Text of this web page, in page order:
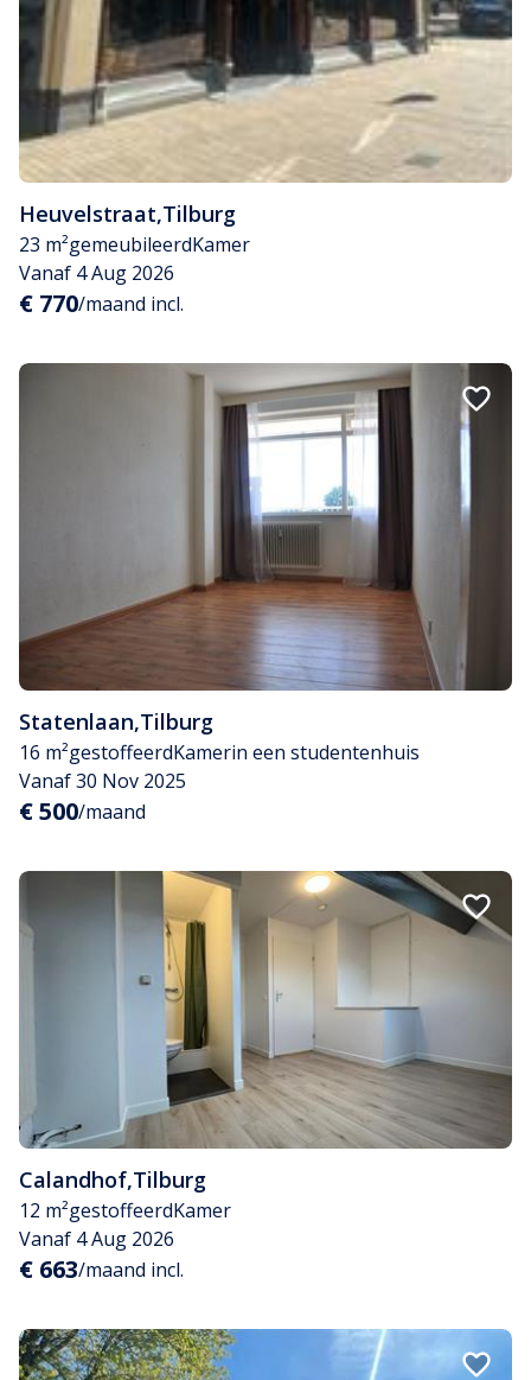
Heuvelstraat,Tilburg
23 m²gemeubileerdKamer
Vanaf 4 Aug 2026
€ 770/maand incl.
Statenlaan,Tilburg
16 m²gestoffeerdKamerin een studentenhuis
Vanaf 30 Nov 2025
€ 500/maand
Calandhof,Tilburg
12 m²gestoffeerdKamer
Vanaf 4 Aug 2026
€ 663/maand incl.